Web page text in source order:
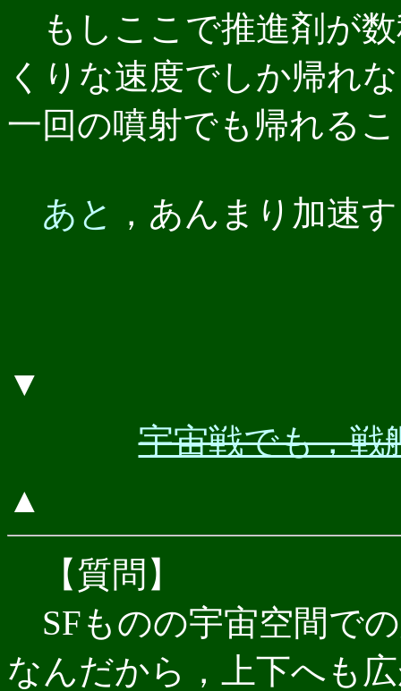
もしここで推進剤が
くりな速度でしか帰れ
一回の噴射でも帰れる
あと ，あんまり加速
▼
宇宙戦でも，戦
▲
【質問】
SFものの宇宙空間で
なんだから，上下へも